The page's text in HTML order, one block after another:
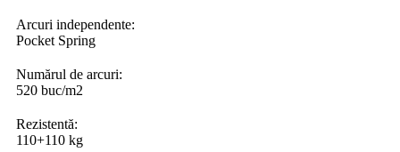
Arcuri independente:
Pocket Spring
Numărul de arcuri:
520 buc/m2
Rezistentă:
110+110 kg